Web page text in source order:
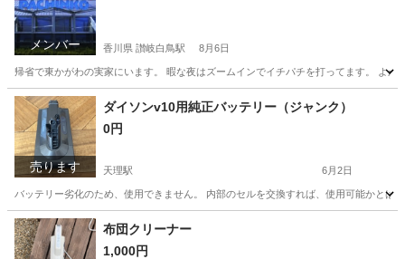
メンバー 香川県 讃岐白鳥駅 8月6日
帰省で東かがわの実家にいます。 暇な夜はズームインでイチパチを打ってます。 よか
香川 東かがわ市 讃岐白鳥駅 その他
売ります
ダイソンv10用純正バッテリー（ジャンク）
0円
天理駅 6月2日
バッテリー劣化のため、使用できません。 内部のセルを交換すれば、使用可能かと
奈良 天理市 天理駅 生活家電
布団クリーナー
1,000円